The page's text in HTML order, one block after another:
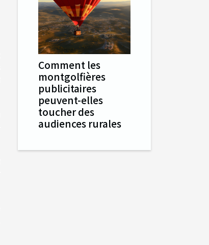
Comment les
montgolfières
publicitaires
peuvent-elles
toucher des
audiences rurales